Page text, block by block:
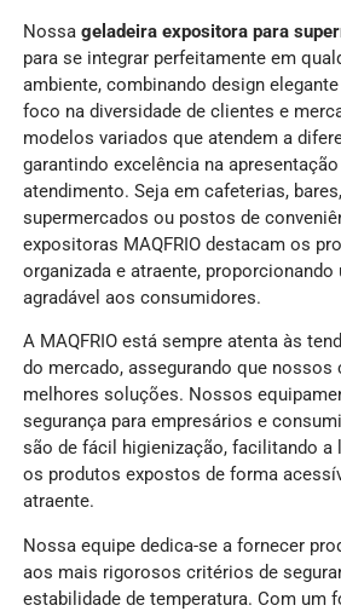
Nossa geladeira expositora para
para se integrar perfeitamente em
ambiente, combinando design
foco na diversidade de clientes e
modelos variados que atendem a
garantindo excelência na
atendimento. Seja em cafeterias,
supermercados ou postos de
expositoras MAQFRIO destacam os
organizada e atraente,
agradável aos consumidores.
A MAQFRIO está sempre atenta às
do mercado, assegurando que nossos
melhores soluções. Nossos
segurança para empresários e
são de fácil higienização, facilitando a
os produtos expostos de forma
atraente.
Nossa equipe dedica-se a fornecer
aos mais rigorosos critérios de
estabilidade de temperatura. Com um